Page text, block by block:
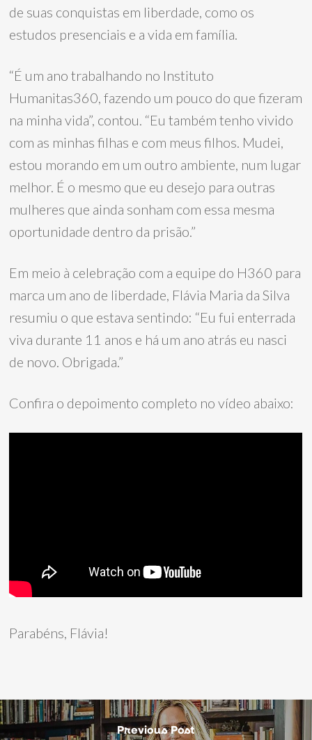
de suas conquistas em liberdade, como os
estudos presenciais e a vida em família.
“É um ano trabalhando no Instituto
Humanitas360, fazendo um pouco do que fizeram
na minha vida”, contou. “Eu também tenho vivido
com as minhas filhas e com meus filhos. Mudei,
estou morando em um outro ambiente, num lugar
melhor. É o mesmo que eu desejo para outras
mulheres que ainda sonham com essa mesma
oportunidade dentro da prisão.”
Em meio à celebração com a equipe do H360 para
marca um ano de liberdade, Flávia Maria da Silva
resumiu o que estava sentindo: “Eu fui enterrada
viva durante 11 anos e há um ano atrás eu nasci
de novo. Obrigada.”
Confira o depoimento completo no vídeo abaixo:
Parabéns, Flávia!
Previous Post